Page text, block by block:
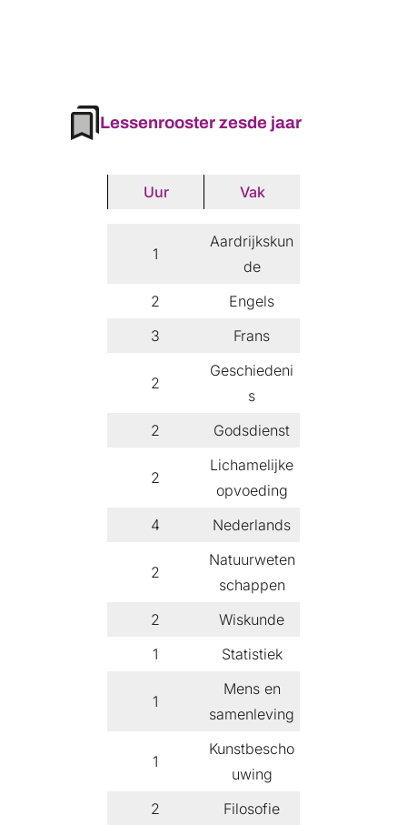
Lessenrooster zesde jaar
Uur Vak
1
Aardrijkskun
de
2
Engels
3
Frans
2
Geschiedeni
s
2
Godsdienst
2
Lichamelijke
opvoeding
4
Nederlands
2
Natuurweten
schappen
2
Wiskunde
1
Statistiek
1
Mens en
samenleving
1
Kunstbescho
uwing
2
Filosofie